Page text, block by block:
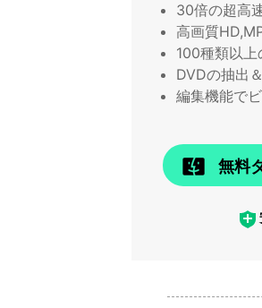
30倍の超高
高画質
100種類以
DVDの抽出
編集機能で
無料